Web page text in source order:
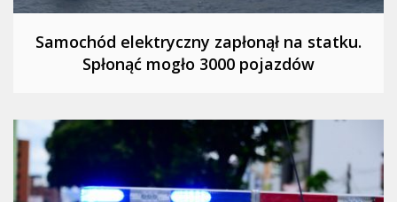
Samochód elektryczny zapłonął na statku.
Spłonąć mogło 3000 pojazdów